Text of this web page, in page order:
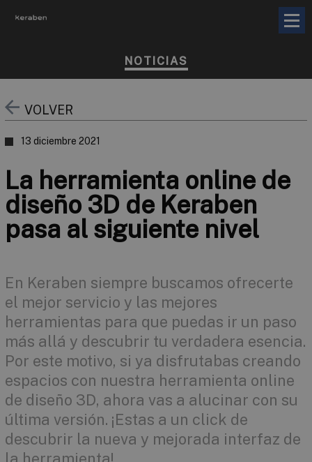
NOTICIAS
VOLVER
13 diciembre 2021
La herramienta online de
diseño 3D de Keraben
pasa al siguiente nivel
En Keraben siempre buscamos ofrecerte
el mejor servicio y las mejores
herramientas para que puedas ir un paso
más allá y descubrir tu verdadera esencia.
Por este motivo, si ya disfrutabas creando
espacios con nuestra herramienta online
de diseño 3D, ahora vas a alucinar con su
última versión. ¡Estas a un click de
descubrir la nueva y mejorada interfaz de
la herramienta!